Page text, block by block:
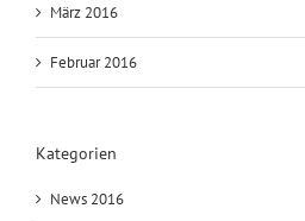
März 2016
Februar 2016
Kategorien
News 2016